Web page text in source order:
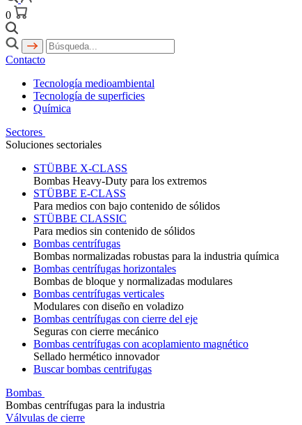
0
Contacto
Tecnología medioambiental
Tecnología de superficies
Química
Sectores
Soluciones sectoriales
STÜBBE X-CLASS
Bombas Heavy-Duty para los extremos
STÜBBE E-CLASS
Para medios con bajo contenido de sólidos
STÜBBE CLASSIC
Para medios sin contenido de sólidos
Bombas centrífugas
Bombas normalizadas robustas para la industria química
Bombas centrífugas horizontales
Bombas de bloque y normalizadas modulares
Bombas centrífugas verticales
Modulares con diseño en voladizo
Bombas centrífugas con cierre del eje
Seguras con cierre mecánico
Bombas centrífugas con acoplamiento magnético
Sellado hermético innovador
Buscar bombas centrifugas
Bombas
Bombas centrífugas para la industria
Válvulas de cierre